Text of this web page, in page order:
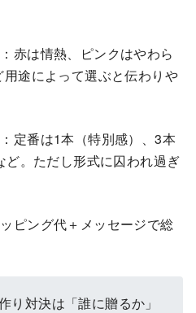
赤は情熱、ピンクはやわら
途によって選ぶと伝わりや
定番は1本（特別感）、3本
ど。ただし形式に囚われ過ぎ
ピング代＋メッセージで総
り対決は「誰に贈るか」